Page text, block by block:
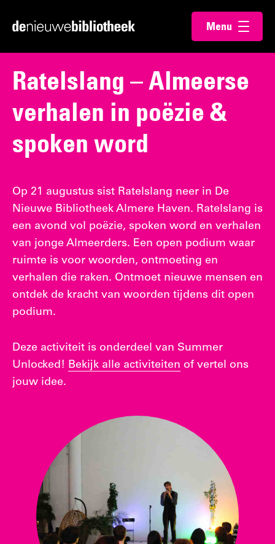
direct
content
direct
footer
Ga
homepagina
Menu
openen
Ratelslang – Almeerse
verhalen in poëzie &
spoken word
Op 21 augustus sist Ratelslang neer in De
Nieuwe Bibliotheek Almere Haven. Ratelslang is
een avond vol poëzie, spoken word en verhalen
van jonge Almeerders. Een open podium waar
ruimte is voor woorden, ontmoeting en
verhalen die raken. Ontmoet nieuwe mensen en
ontdek de kracht van woorden tijdens dit open
podium.
Deze activiteit is onderdeel van Summer
Unlocked! Bekijk alle activiteiten of vertel ons
jouw idee.